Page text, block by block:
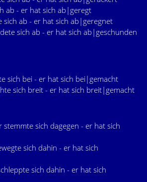
ab - er hat sich ab|geregt
sich ab - er hat sich ab|geregnet
sich ab - er hat sich ab|geschunden
sich bei - er hat sich bei|gemacht
sich breit - er hat sich breit|gemacht
stemmte sich dagegen - er hat sich
sich dahin - er hat sich
sich dahin - er hat sich